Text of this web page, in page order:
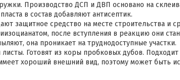
Производство ДСП и ДВП основано на
в состав добавляют антисептик.
защитное средство на месте строительства и
после вступления в реакцию они
она проникает на труднодоступные участки.
Готовят из коры пробковых дубов.
хороший внешний вид, поэтому может быть